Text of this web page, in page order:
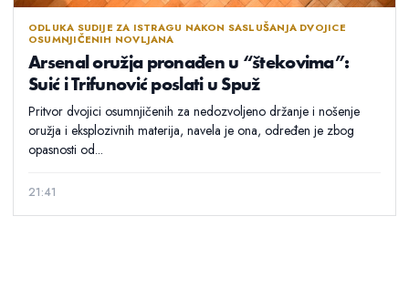
ODLUKA SUDIJE ZA ISTRAGU NAKON SASLUŠANJA DVOJICE
OSUMNJIČENIH NOVLJANA
Arsenal oružja pronađen u “štekovima”:
Suić i Trifunović poslati u Spuž
Pritvor dvojici osumnjičenih za nedozvoljeno držanje i nošenje
oružja i eksplozivnih materija, navela je ona, određen je zbog
opasnosti od...
21:41